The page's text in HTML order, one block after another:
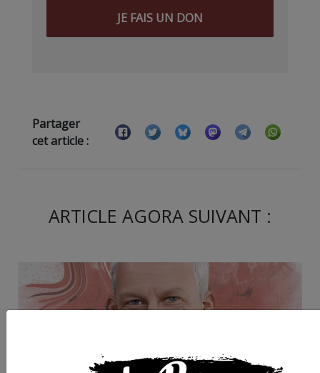
JE FAIS UN DON
Partager
cet article :
ARTICLE AGORA SUIVANT :